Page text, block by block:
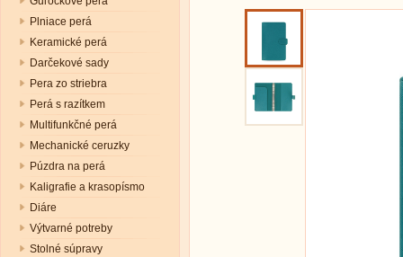
Plniace perá
Keramické perá
Darčekové sady
Pera zo striebra
Perá s razítkem
Multifunkčné perá
Mechanické ceruzky
Púzdra na perá
Kaligrafie a krasopísmo
Diáre
Výtvarné potreby
Stolné súpravy